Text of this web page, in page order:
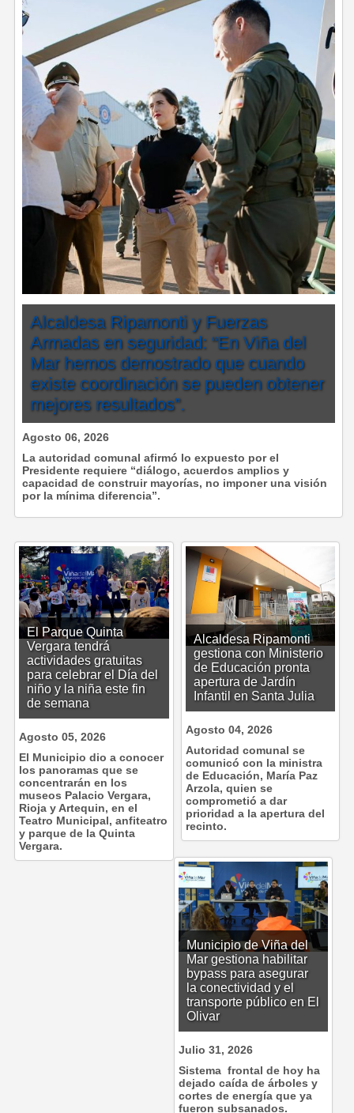
Alcaldesa Ripamonti y Fuerzas
Armadas en seguridad: “En Viña del
Mar hemos demostrado que cuando
existe coordinación se pueden obtener
mejores resultados”.
Agosto 06, 2026
La autoridad comunal afirmó lo expuesto por el
Presidente requiere “diálogo, acuerdos amplios y
capacidad de construir mayorías, no imponer una visión
por la mínima diferencia”.
El Parque Quinta
Vergara tendrá
actividades gratuitas
para celebrar el Día del
niño y la niña este fin
de semana
Agosto 05, 2026
El Municipio dio a conocer
los panoramas que se
concentrarán en los
museos Palacio Vergara,
Rioja y Artequin, en el
Teatro Municipal, anfiteatro
y parque de la Quinta
Vergara.
Alcaldesa Ripamonti
gestiona con Ministerio
de Educación pronta
apertura de Jardín
Infantil en Santa Julia
Agosto 04, 2026
Autoridad comunal se
comunicó con la ministra
de Educación, María Paz
Arzola, quien se
comprometió a dar
prioridad a la apertura del
recinto.
Municipio de Viña del
Mar gestiona habilitar
bypass para asegurar
la conectividad y el
transporte público en El
Olivar
Julio 31, 2026
Sistema frontal de hoy ha
dejado caída de árboles y
cortes de energía que ya
fueron subsanados.